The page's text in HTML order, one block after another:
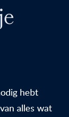
hebt
alles wat